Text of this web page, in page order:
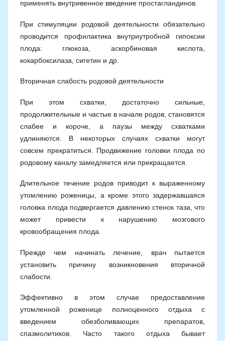
применять внутривенное введение простагландинов.
При стимуляции родовой деятельности обязательно
проводится профилактика внутриутробной гипоксии
плода: глюкоза, аскорбиновая кислота,
кокарбоксилаза, сигетин и др.
Вторичная слабость родовой деятельности
При этом схватки, достаточно сильные,
продолжительные и частые в начале родов, становятся
слабее и короче, а паузы между схватками
удлиняются. В некоторых случаях схватки могут
совсем прекратиться. Продвижение головки плода по
родовому каналу замедляется или прекращается.
Длительное течение родов приводит к выраженному
утомлению роженицы, а кроме этого задержавшаяся
головка плода подвергается давлению стенок таза, что
может привести к нарушению мозгового
кровообращения плода.
Прежде чем начинать лечение, врач пытается
установить причину возникновения вторичной
слабости.
Эффективно в этом случае предоставление
утомленной роженице полноценного отдыха с
введением обезболивающих препаратов,
спазмолитиков. Часто такого отдыха бывает